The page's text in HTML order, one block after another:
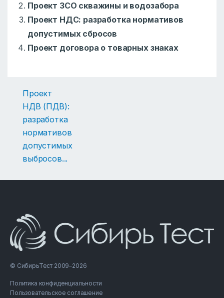
Проект ЗСО скважины и водозабора
Проект НДС: разработка нормативов
допустимых сбросов
Проект договора о товарных знаках
Проект
НДВ (ПДВ):
разработка
нормативов
допустимых
выбросов...
© СибирьТест 2009–2026
Политика конфиденциальности
Пользовательское соглашение